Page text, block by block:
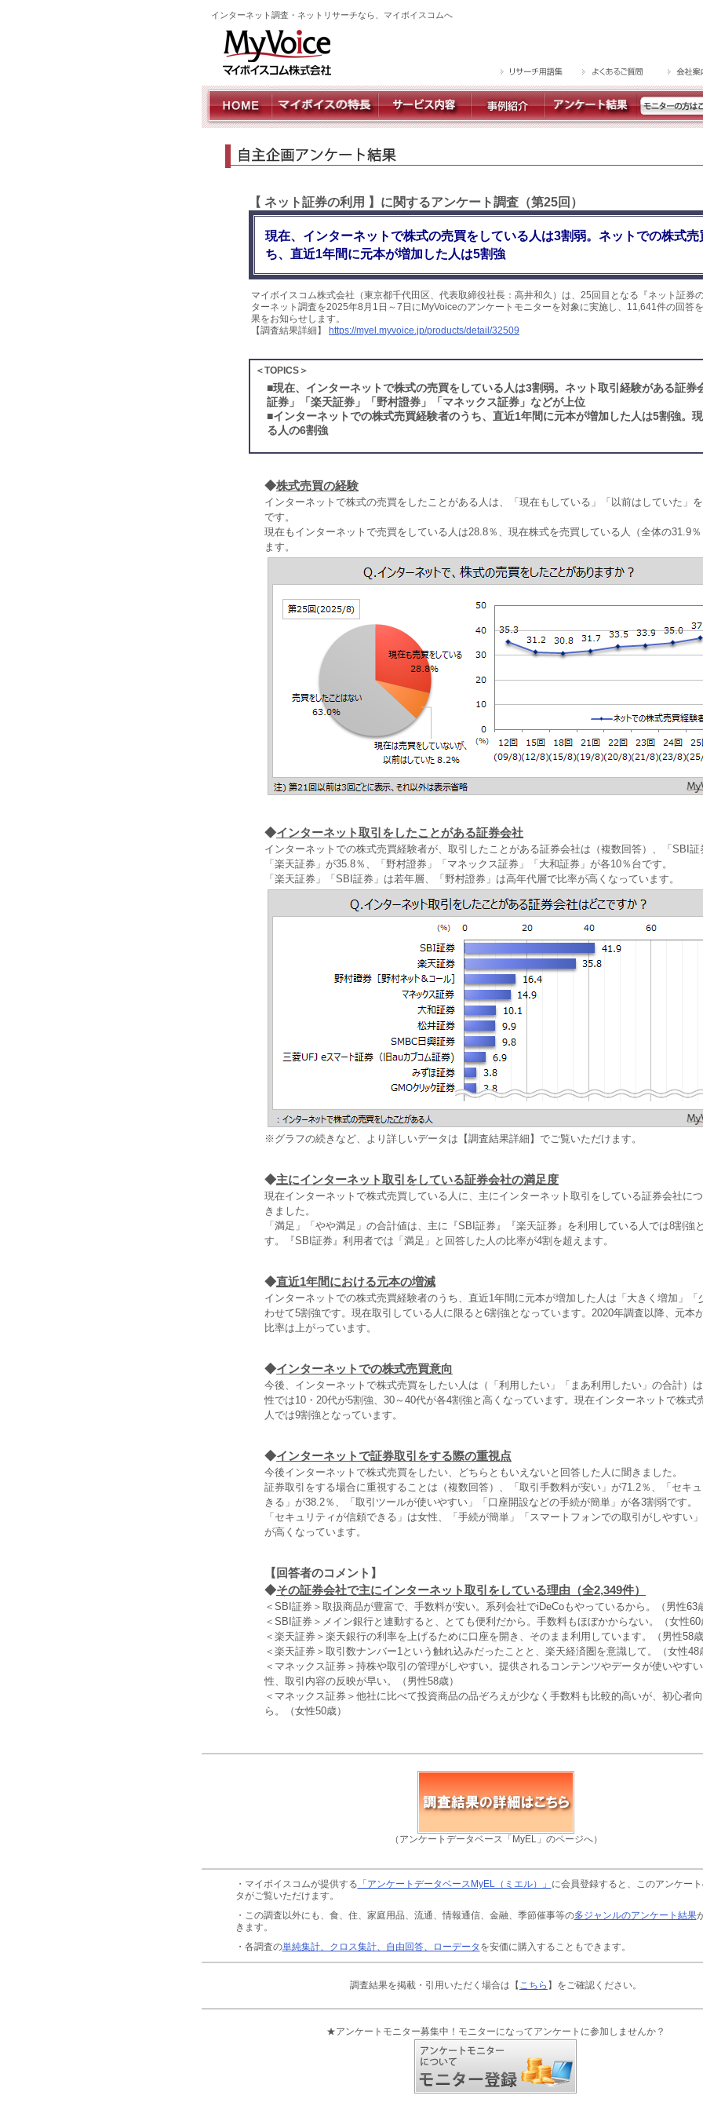
インターネット調査・ネットリサーチなら、マイボイスコムへ
【 ネット証券の利用 】に関するアンケート調査（第25回）
現在、インターネットで株式の売買をしている人は3割弱。ネットでの株式売
ち、直近1年間に元本が増加した人は5割強
マイボイスコム株式会社（東京都千代田区、代表取締役社長：高井和久）は、25回目となる『ネット証券
ターネット調査を2025年8月1日～7日にMyVoiceのアンケートモニターを対象に実施し、11,641件の回答
果をお知らせします。
【調査結果詳細】
https://myel.myvoice.jp/products/detail/32509
＜TOPICS＞
■現在、インターネットで株式の売買をしている人は3割弱。ネット取引経験がある証券
証券」「楽天証券」「野村證券」「マネックス証券」などが上位
■インターネットでの株式売買経験者のうち、直近1年間に元本が増加した人は5割強。
る人の6割強
◆株式売買の経験
インターネットで株式の売買をしたことがある人は、「現在もしている」「以前はしていた」
です。
現在もインターネットで売買をしている人は28.8％、現在株式を売買している人（全体の31.9
ます。
◆インターネット取引をしたことがある証券会社
インターネットでの株式売買経験者が、取引したことがある証券会社は（複数回答）、「SBI証
「楽天証券」が35.8％、「野村證券」「マネックス証券」「大和証券」が各10％台です。
「楽天証券」「SBI証券」は若年層、「野村證券」は高年代層で比率が高くなっています。
※グラフの続きなど、より詳しいデータは【調査結果詳細】でご覧いただけます。
◆主にインターネット取引をしている証券会社の満足度
現在インターネットで株式売買している人に、主にインターネット取引をしている証券会社に
きました。
「満足」「やや満足」の合計値は、主に『SBI証券』『楽天証券』を利用している人では8割強
す。『SBI証券』利用者では「満足」と回答した人の比率が4割を超えます。
◆直近1年間における元本の増減
インターネットでの株式売買経験者のうち、直近1年間に元本が増加した人は「大きく増加」「
わせて5割強です。現在取引している人に限ると6割強となっています。2020年調査以降、元本
比率は上がっています。
◆インターネットでの株式売買意向
今後、インターネットで株式売買をしたい人は（「利用したい」「まあ利用したい」の合計）
性では10・20代が5割強、30～40代が各4割強と高くなっています。現在インターネットで株式
人では9割強となっています。
◆インターネットで証券取引をする際の重視点
今後インターネットで株式売買をしたい、どちらともいえないと回答した人に聞きました。
証券取引をする場合に重視することは（複数回答）、「取引手数料が安い」が71.2％、「セキ
きる」が38.2％、「取引ツールが使いやすい」「口座開設などの手続が簡単」が各3割弱です。
「セキュリティが信頼できる」は女性、「手続が簡単」「スマートフォンでの取引がしやすい
が高くなっています。
【回答者のコメント】
◆その証券会社で主にインターネット取引をしている理由（全2,349件）
＜SBI証券＞取扱商品が豊富で、手数料が安い。系列会社でiDeCoもやっているから。（男性63
＜SBI証券＞メイン銀行と連動すると、とても便利だから。手数料もほぼかからない。（女性60
＜楽天証券＞楽天銀行の利率を上げるために口座を開き、そのまま利用しています。（男性58歳
＜楽天証券＞取引数ナンバー1という触れ込みだったことと、楽天経済圏を意識して。（女性48
＜マネックス証券＞持株や取引の管理がしやすい。提供されるコンテンツやデータが使いやす
性、取引内容の反映が早い。（男性58歳）
＜マネックス証券＞他社に比べて投資商品の品ぞろえが少なく手数料も比較的高いが、初心者
ら。（女性50歳）
（アンケートデータベース「MyEL」のページへ）
・マイボイスコムが提供する 「アンケートデータベースMyEL（ミエル）」 に会員登録すると、このアンケー
タがご覧いただけます。
・この調査以外にも、食、住、家庭用品、流通、情報通信、金融、季節催事等の多ジャンルのアンケート結果
きます。
・各調査の単純集計、クロス集計、自由回答、ローデータ を安価に購入することもできます。
調査結果を掲載・引用いただく場合は【 こちら 】をご確認ください。
★アンケートモニター募集中！モニターになってアンケートに参加しませんか？